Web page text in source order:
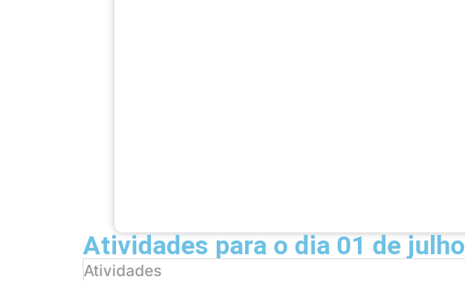
Atividades para o dia 01 de julho
Atividades